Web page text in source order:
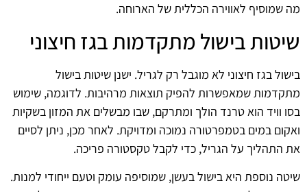
מה שמוסיף לאווירה הכללית של הארוחה.
שיטות בישול מתקדמות בגז חיצוני
בישול בגז חיצוני לא מוגבל רק לגריל. ישנן שיטות בישול
מתקדמות שמאפשרות להפיק תוצאות מרהיבות. לדוגמה, שימוש
בסו וויד הוא טרנד הולך ומתרקם, שבו מבשלים את המזון בשקיות
ואקום במים בטמפרטורה נמוכה ומדויקת. לאחר מכן, ניתן לסיים
את התהליך על הגריל, כדי לקבל טקסטורה פריכה.
שיטה נוספת היא בישול בעשן, שמוסיפה עומק וטעם ייחודי למנות.